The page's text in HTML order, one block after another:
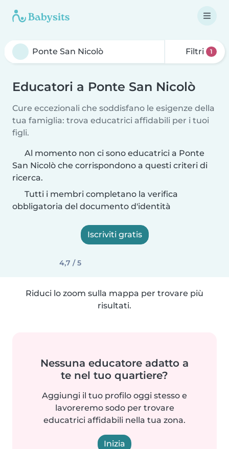
Filtri 1
Educatori a Ponte San Nicolò
Cure eccezionali che soddisfano le esigenze della
tua famiglia: trova educatrici affidabili per i tuoi
figli.
Al momento non ci sono educatrici a Ponte
San Nicolò che corrispondono a questi criteri di
ricerca.
Tutti i membri completano la verifica
obbligatoria del documento d'identità
Iscriviti gratis
4,7 / 5
Riduci lo zoom sulla mappa per trovare più
risultati.
Nessuna educatore adatto a
te nel tuo quartiere?
Aggiungi il tuo profilo oggi stesso e
lavoreremo sodo per trovare
educatrici affidabili nella tua zona.
Inizia